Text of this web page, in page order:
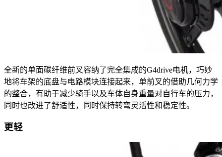
全新的单面碳纤维前叉容纳了完全集成的G4drive电机，巧妙
地将车架的底盘与电路模块连接起来，单前叉的借助几何力学
的整合，有助于减少骑手以及车体自身重量对自行车的压力，
同时也改进了舒适性，同时保持转弯灵活性和稳定性。
更轻